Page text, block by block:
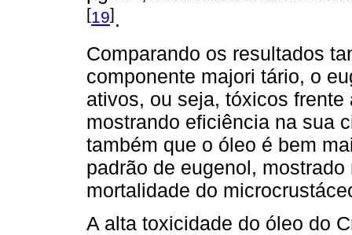
[19].
Comparando os resultados
componente majori tário, o
ativos, ou seja, tóxicos
mostrando eficiência na sua
também que o óleo é bem
padrão de eugenol,
mortalidade do
A alta toxicidade do óleo do